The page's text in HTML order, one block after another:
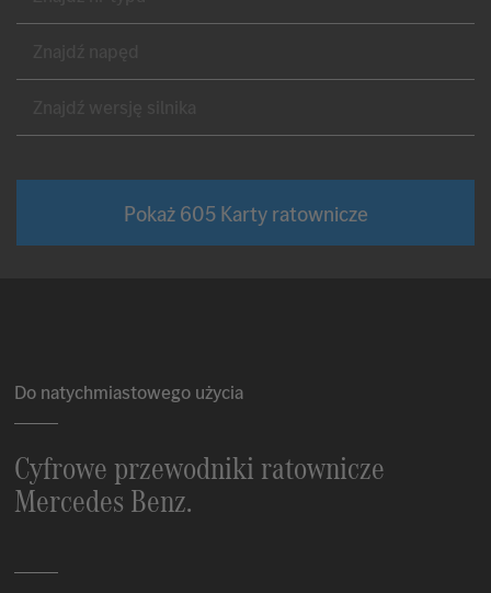
Pokaż605Karty ratownicze
Do natychmiastowego użycia
Cyfrowe przewodniki ratownicze
Mercedes Benz.